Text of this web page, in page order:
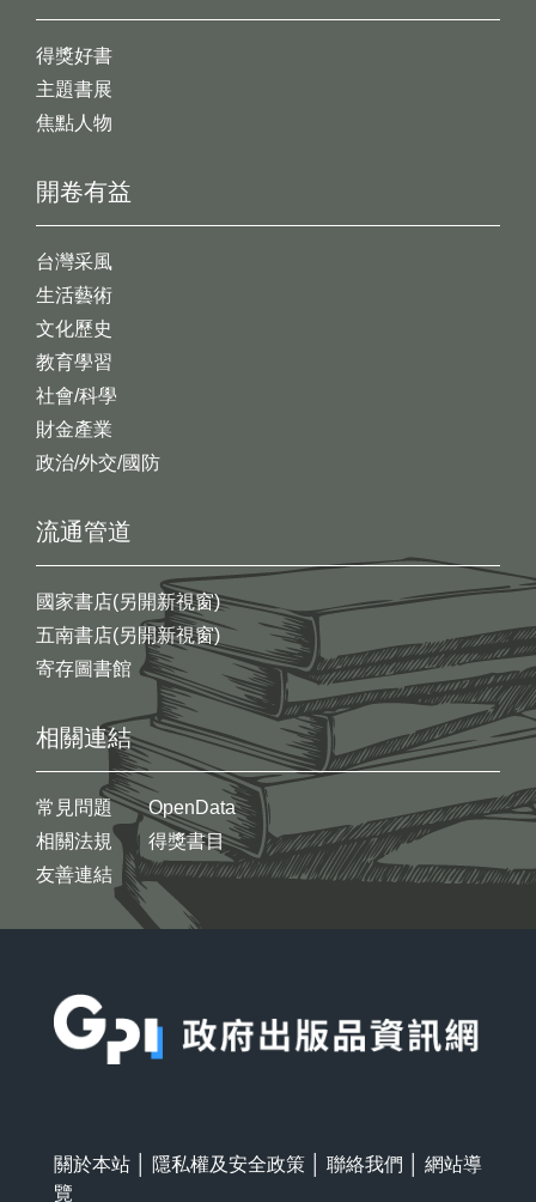
開卷有益
台灣采風
生活藝術
文化歷史
教育學習
社會/科學
財金產業
政治/外交/國防
得獎好書
主題書展
焦點人物
流通管道
國家書店(另開新視窗)
五南書店(另開新視窗)
寄存圖書館
相關連結
常見問題
相關法規
友善連結
OpenData
得獎書目
關於本站 隱私權及安全政策 聯絡我們
網站導
覽